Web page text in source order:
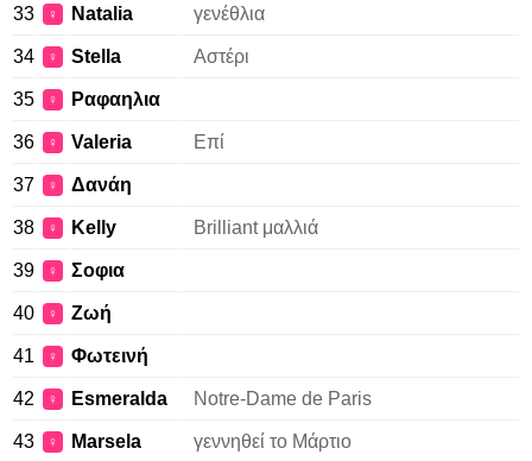
33 ♀ Natalia γενέθλια
34 ♀ Stella Αστέρι
35 ♀ Ραφαηλια
36 ♀ Valeria Επί
37 ♀ Δανάη
38 ♀ Kelly Brilliant μαλλιά
39 ♀ Σοφια
40 ♀ Ζωή
41 ♀ Φωτεινή
42 ♀ Esmeralda Notre-Dame de Paris
43 ♀ Marsela γεννηθεί το Μάρτιο